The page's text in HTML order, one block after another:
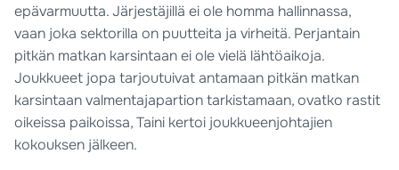
epävarmuutta. Järjestäjillä ei ole homma hallinnassa,
vaan joka sektorilla on puutteita ja virheitä. Perjantain
pitkän matkan karsintaan ei ole vielä lähtöaikoja.
Joukkueet jopa tarjoutuivat antamaan pitkän matkan
karsintaan valmentajapartion tarkistamaan, ovatko rastit
oikeissa paikoissa, Taini kertoi joukkueenjohtajien
kokouksen jälkeen.